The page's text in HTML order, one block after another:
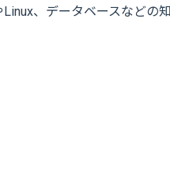
、データベースなど